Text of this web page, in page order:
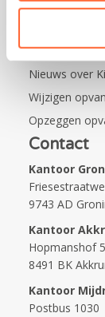
Werken bij
Nieuws over
Wijzigen
Opzeggen
Contact
Kantoor
9743 AD
Kantoor
Hopmanshof 5
8491 BK
Kantoor
Postbus 1030